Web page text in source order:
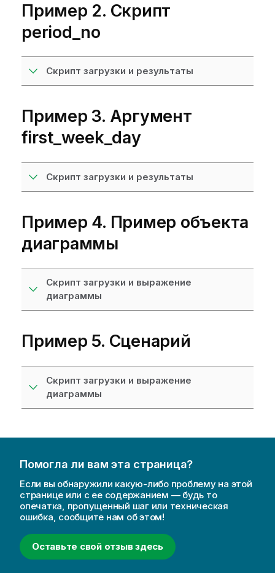
и
н
о
р
м
ц
и
и
Пример 2. Скрипт
period_no
Скрипт загрузки и результаты
Пример 3. Аргумент
first_week_day
Скрипт загрузки и результаты
Пример 4. Пример объекта
диаграммы
Скрипт загрузки и выражение
диаграммы
Пример 5. Сценарий
Скрипт загрузки и выражение
диаграммы
Помогла ли вам эта страница?
Если вы обнаружили какую-либо проблему на этой
странице или с ее содержанием — будь то
опечатка, пропущенный шаг или техническая
ошибка, сообщите нам об этом!
Оставьте свой отзыв здесь